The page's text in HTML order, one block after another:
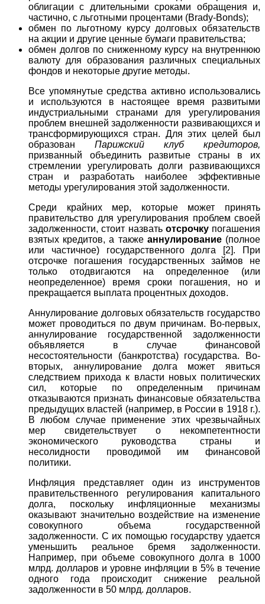
облигации с длительными сроками обращения и,
частично, с льготными процентами (Brady-Bonds);
обмен по льготному курсу долговых обязательств
на акции и другие ценные бумаги правительства;
обмен долгов по сниженному курсу на внутреннюю
валюту для образования различных специальных
фондов и некоторые другие методы.
Все упомянутые средства активно использовались
и используются в настоящее время развитыми
индустриальными странами для урегулирования
проблем внешней задолженности развивающихся и
трансформирующихся стран. Для этих целей был
образован Парижский клуб кредиторов,
призванный объединить развитые страны в их
стремлении урегулировать долги развивающихся
стран и разработать наиболее эффективные
методы урегулирования этой задолженности.
Среди крайних мер, которые может принять
правительство для урегулирования проблем своей
задолженности, стоит назвать отсрочкупогашения
взятых кредитов, а также аннулирование(полное
или частичное) государственного долга [2]. При
отсрочке погашения государственных займов не
только отодвигаются на определенное (или
неопределенное) время сроки погашения, но и
прекращается выплата процентных доходов.
Аннулирование долговых обязательств государство
может проводиться по двум причинам. Во-первых,
аннулирование государственной задолженности
объявляется в случае финансовой
несостоятельности (банкротства) государства. Во-
вторых, аннулирование долга может явиться
следствием прихода к власти новых политических
сил, которые по определенным причинам
отказываются признать финансовые обязательства
предыдущих властей (например, в России в 1918 г.).
В любом случае применение этих чрезвычайных
мер свидетельствует о некомпетентности
экономического руководства страны и
несолидности проводимой им финансовой
политики.
Инфляция представляет один из инструментов
правительственного регулирования капитального
долга, поскольку инфляционные механизмы
оказывают значительно воздействие на изменение
совокупного объема государственной
задолженности. С их помощью государству удается
уменьшить реальное бремя задолженности.
Например, при объеме совокупного долга в 1000
млрд. долларов и уровне инфляции в 5% в течение
одного года происходит снижение реальной
задолженности в 50 млрд. долларов.